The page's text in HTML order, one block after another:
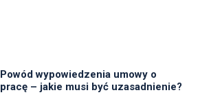
Powód wypowiedzenia umowy o
pracę – jakie musi być uzasadnienie?